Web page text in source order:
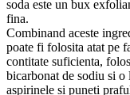
soda este un bux
fina.
Combinand aceste
poate fi folosita atat pe
contitate suficienta,
bicarbonat de sodiu si
aspirinele si puneti